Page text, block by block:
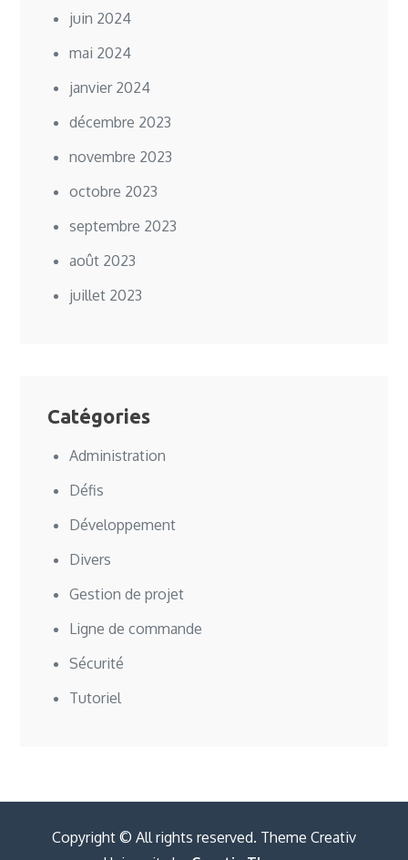
juin 2024
mai 2024
janvier 2024
décembre 2023
novembre 2023
octobre 2023
septembre 2023
août 2023
juillet 2023
Catégories
Administration
Défis
Développement
Divers
Gestion de projet
Ligne de commande
Sécurité
Tutoriel
Copyright © All rights reserved. Theme Creativ